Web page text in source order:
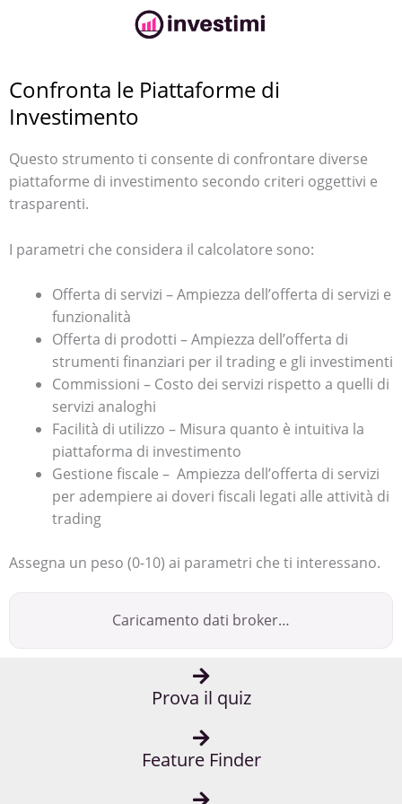
Confronta le Piattaforme di
Investimento
Questo strumento ti consente di confrontare diverse
piattaforme di investimento secondo criteri oggettivi e
trasparenti.
I parametri che considera il calcolatore sono:
Offerta di servizi – Ampiezza dell’offerta di servizi e
funzionalità
Offerta di prodotti – Ampiezza dell’offerta di
strumenti finanziari per il trading e gli investimenti
Commissioni – Costo dei servizi rispetto a quelli di
servizi analoghi
Facilità di utilizzo – Misura quanto è intuitiva la
piattaforma di investimento
Gestione fiscale – Ampiezza dell’offerta di servizi
per adempiere ai doveri fiscali legati alle attività di
trading
Assegna un peso (0-10) ai parametri che ti interessano.
Caricamento dati broker…
Prova il quiz
Feature Finder